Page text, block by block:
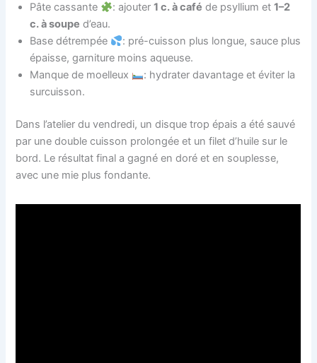
Pâte cassante : ajouter1 c. à café de psyllium et1–2
c. à soupe d’eau.
Base détrempée
: pré-cuisson plus longue, sauce plus
épaisse, garniture moins aqueuse.
Manque de moelleux
: hydrater davantage et éviter la
surcuisson.
Dans l’atelier du vendredi, un disque trop épais a été sauvé
par une double cuisson prolongée et un filet d’huile sur le
bord. Le résultat final a gagné en doré et en souplesse,
avec une mie plus fondante.